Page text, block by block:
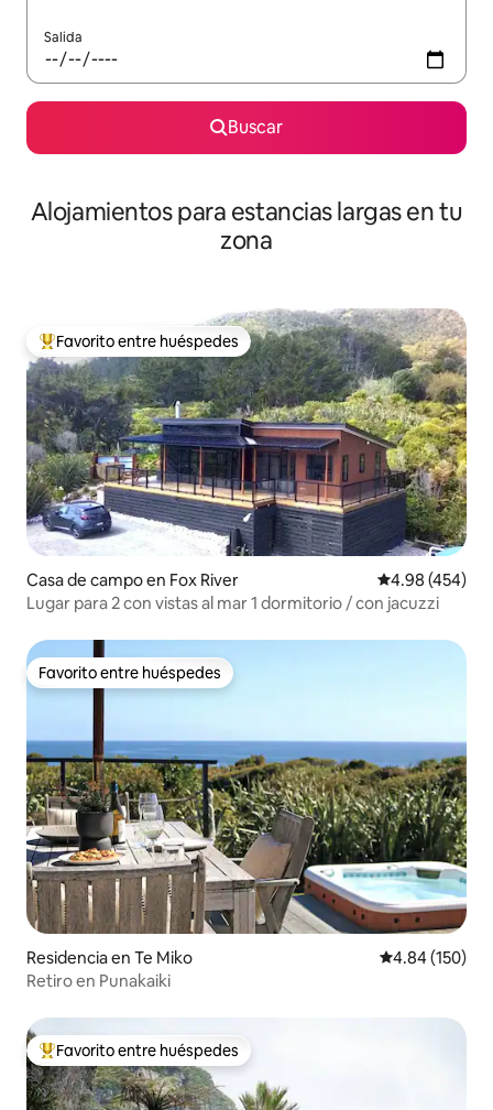
Salida
Buscar
Alojamientos para estancias largas en tu
zona
De los mejores en Favorito entre huéspedes
Favorito entre huéspedes
Casa de campo en Fox River Calificación
4.98 (454)
Lugar para 2 con vistas al mar 1 dormitorio / con jacuzzi
Favorito entre huéspedes
Favorito entre huéspedes
Residencia en Te Miko Calificación
4.84 (150)
Retiro en Punakaiki
De los mejores en Favorito entre huéspedes
Favorito entre huéspedes